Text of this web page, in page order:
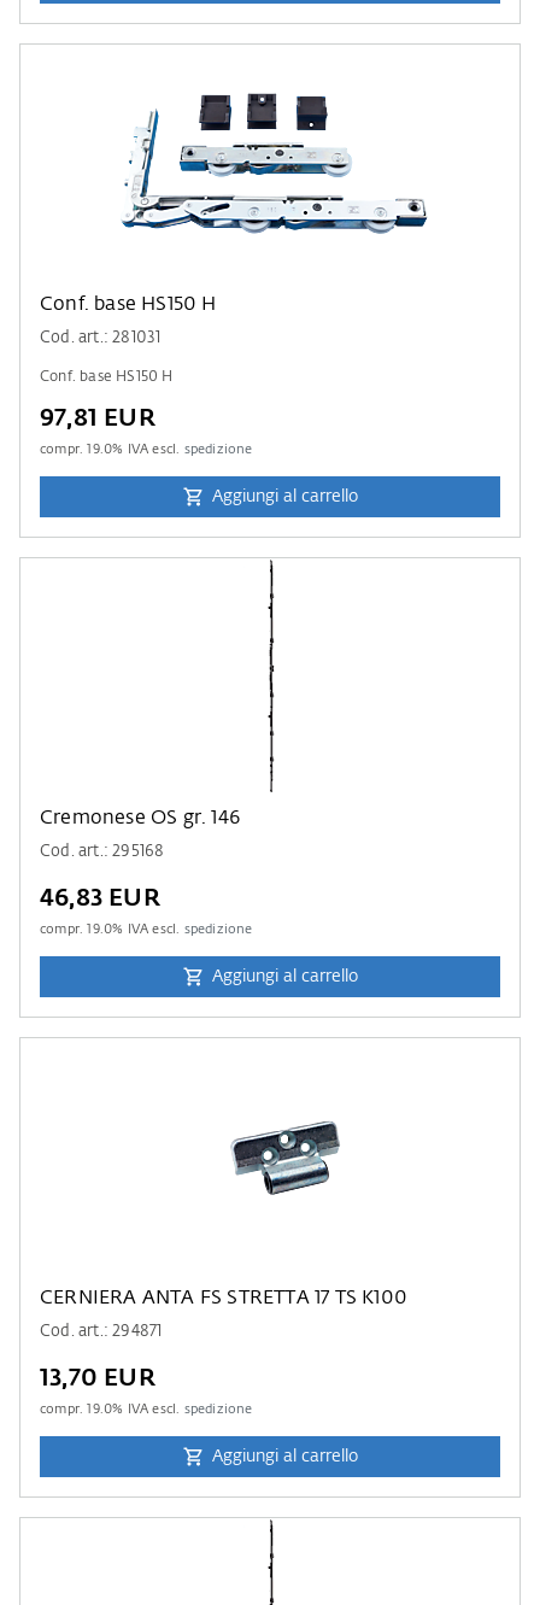
Conf. base HS150 H
Cod. art.: 281031
Conf. base HS150 H
97,81 EUR
compr.19.0% IVA escl. spedizione
Aggiungi al carrello
Cremonese OS gr. 146
Cod. art.: 295168
46,83 EUR
compr.19.0% IVA escl. spedizione
Aggiungi al carrello
CERNIERA ANTA FS STRETTA 17 TS K100
Cod. art.: 294871
13,70 EUR
compr.19.0% IVA escl. spedizione
Aggiungi al carrello